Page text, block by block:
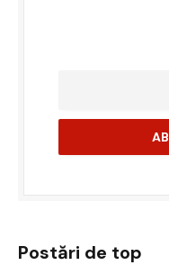
Postări de top